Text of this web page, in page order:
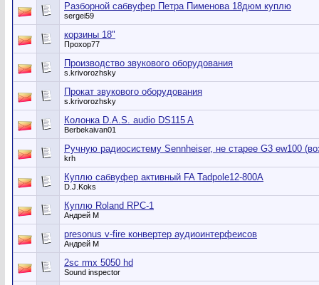
Разборной сабвуфер Петра Пименова 18дюм куплю
sergei59
корзины 18"
Прохор77
Производство звукового оборудования
s.krivorozhsky
Прокат звукового оборудования
s.krivorozhsky
Колонка D.A.S. audio DS115 A
Berbekaivan01
Ручную радиосистему Sennheiser, не старее G3 ew100
krh
Куплю сабвуфер активный FA Tadpole12-800A
D.J.Koks
Куплю Roland RPC-1
Андрей М
presonus v-fire конвертер аудиоинтерфеисов
Андрей М
2sc rmx 5050 hd
Sound inspector